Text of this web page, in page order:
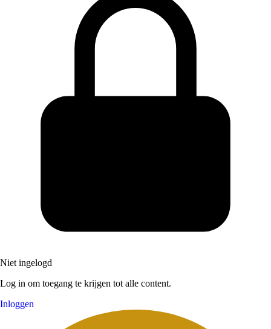
Niet ingelogd
Log in om toegang te krijgen tot alle content.
Inloggen